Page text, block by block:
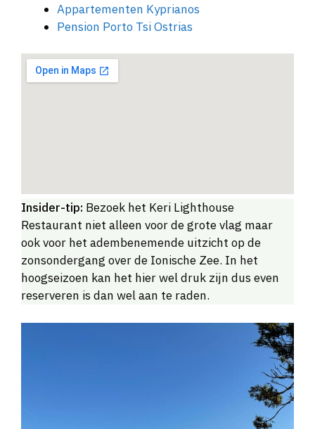
Appartementen Kyprianos
Pension Porto Tsi Ostrias
Insider-tip: Bezoek het Keri Lighthouse
Restaurant niet alleen voor de grote vlag maar
ook voor het adembenemende uitzicht op de
zonsondergang over de Ionische Zee. In het
hoogseizoen kan het hier wel druk zijn dus even
reserveren is dan wel aan te raden.